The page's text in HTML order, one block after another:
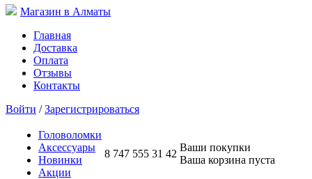
Магазин в Алматы
Главная
Доставка
Оплата
Отзывы
Контакты
Войти /Зарегистрироваться
Головоломки
Аксессуары
Новинки
Акции
8 747 555 31 42
Ваши покупки
Ваша корзина пуста